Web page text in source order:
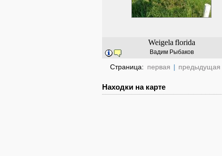
Weigela florida
Вадим Рыбаков
Страница: первая | предыдущая
Находки на карте